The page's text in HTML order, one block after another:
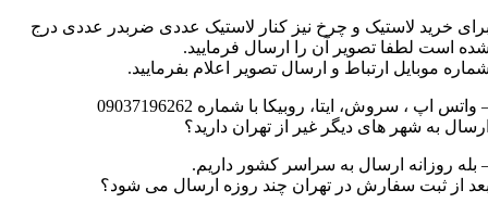
خرید لاستیک و چرخ نیز کنار لاستیک عددی ضربدر عددی درج
است لطفا تصویر آن را ارسال فرمایید.
موبایل ارتباط و ارسال تصویر اعلام بفرمایید.
واتس اپ ، سروش، ایتا، روبیکا با شماره 09037196262
به شهر های دیگر غیر از تهران دارید؟
بله روزانه ارسال به سراسر کشور داریم.
از ثبت سفارش در تهران چند روزه ارسال می شود؟